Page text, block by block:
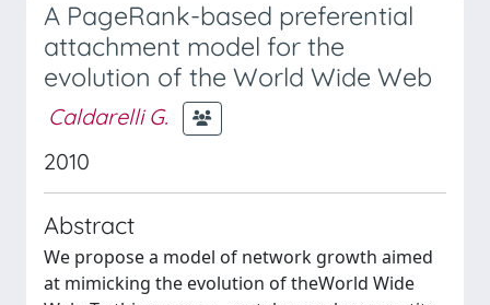
A PageRank-based preferential
attachment model for the
evolution of the World Wide Web
Caldarelli G.
2010
Abstract
We propose a model of network growth aimed
at mimicking the evolution of theWorld Wide